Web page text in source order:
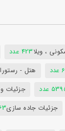
، ویلا423 عدد
هتل -
عدد جزئیات
جزئیات جاده سازی